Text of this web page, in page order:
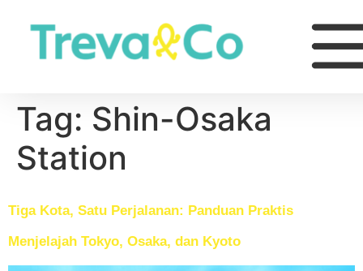
Tag: Shin-Osaka
Station
Tiga Kota, Satu Perjalanan: Panduan Praktis
Menjelajah Tokyo, Osaka, dan Kyoto